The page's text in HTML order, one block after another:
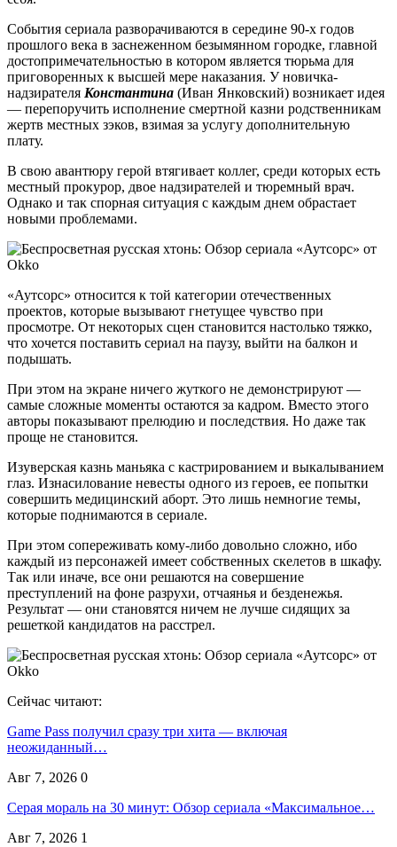
События сериала разворачиваются в середине 90-х годов
прошлого века в заснеженном безымянном городке, главной
достопримечательностью в котором является тюрьма для
приговоренных к высшей мере наказания. У новичка-
надзирателя Константина (Иван Янковский) возникает идея
— перепоручить исполнение смертной казни родственникам
жертв местных зэков, взимая за услугу дополнительную
плату.
В свою авантюру герой втягивает коллег, среди которых есть
местный прокурор, двое надзирателей и тюремный врач.
Однако и так спорная ситуация с каждым днем обрастает
новыми проблемами.
«Аутсорс» относится к той категории отечественных
проектов, которые вызывают гнетущее чувство при
просмотре. От некоторых сцен становится настолько тяжко,
что хочется поставить сериал на паузу, выйти на балкон и
подышать.
При этом на экране ничего жуткого не демонстрируют —
самые сложные моменты остаются за кадром. Вместо этого
авторы показывают прелюдию и последствия. Но даже так
проще не становится.
Изуверская казнь маньяка с кастрированием и выкалыванием
глаз. Изнасилование невесты одного из героев, ее попытки
совершить медицинский аборт. Это лишь немногие темы,
которые поднимаются в сериале.
При этом сопереживать кому-либо довольно сложно, ибо
каждый из персонажей имеет собственных скелетов в шкафу.
Так или иначе, все они решаются на совершение
преступлений на фоне разрухи, отчаянья и безденежья.
Результат — они становятся ничем не лучше сидящих за
решеткой кандидатов на расстрел.
Сейчас читают:
Game Pass получил сразу три хита — включая
неожиданный…
Авг 7, 2026 0
Серая мораль на 30 минут: Обзор сериала «Максимальное…
Авг 7, 2026 1